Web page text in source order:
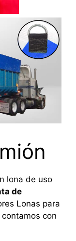
lona de uso
de
Lonas para
con